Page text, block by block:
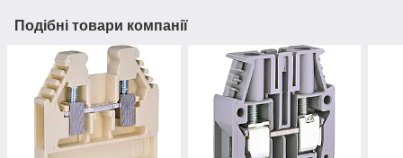
Подібні товари компанії